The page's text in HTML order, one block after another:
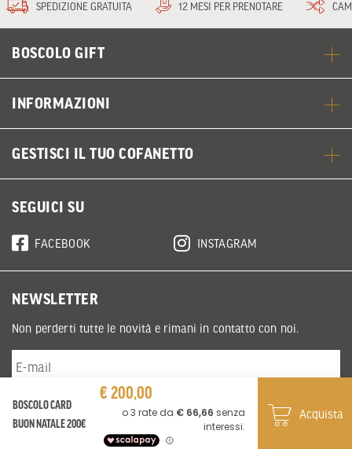
BOSCOLO CARD
BUON NATALE 200€
€ 200,00
Acquista
SPEDIZIONE GRATUITA 12 MESI PER PRENOTARE
BOSCOLO GIFT
INFORMAZIONI
GESTISCI IL TUO COFANETTO
SEGUICI SU
FACEBOOK INSTAGRAM
NEWSLETTER
Non perderti tutte le novità e rimani in contatto con noi.
ISCRIVITI ALLA NEWSLETTER